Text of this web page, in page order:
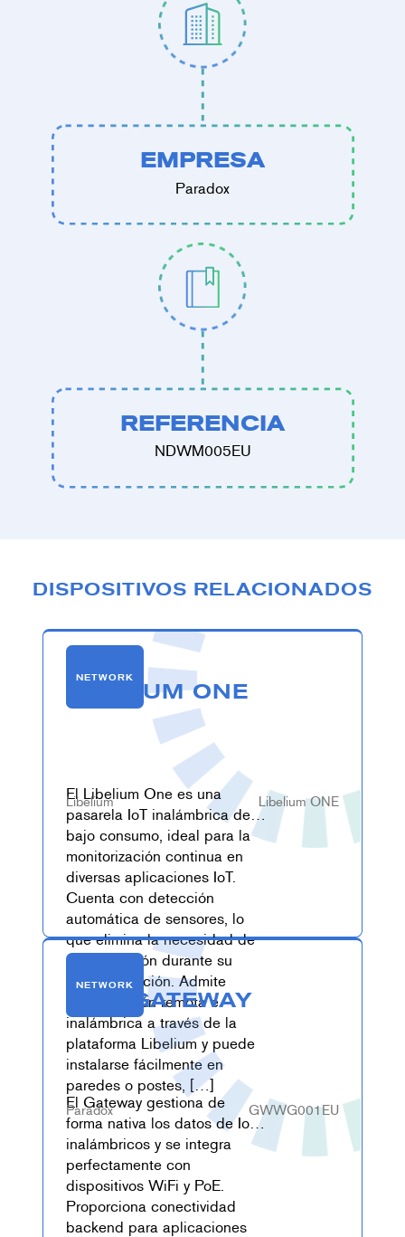
EMPRESA
Paradox
REFERENCIA
NDWM005EU
DISPOSITIVOS RELACIONADOS
NETWORK
LIBELIUM ONE
El Libelium One es una
pasarela IoT inalámbrica de
bajo consumo, ideal para la
monitorización continua en
diversas aplicaciones IoT.
Cuenta con detección
automática de sensores, lo
que elimina la necesidad de
programación durante su
implementación. Admite
configuración remota e
inalámbrica a través de la
plataforma Libelium y puede
instalarse fácilmente en
paredes o postes, […]
Libelium Libelium ONE
NETWORK
MINI GATEWAY
El Gateway gestiona de
forma nativa los datos de IoT
inalámbricos y se integra
perfectamente con
dispositivos WiFi y PoE.
Proporciona conectividad
backend para aplicaciones
Paradox GWWG001EU